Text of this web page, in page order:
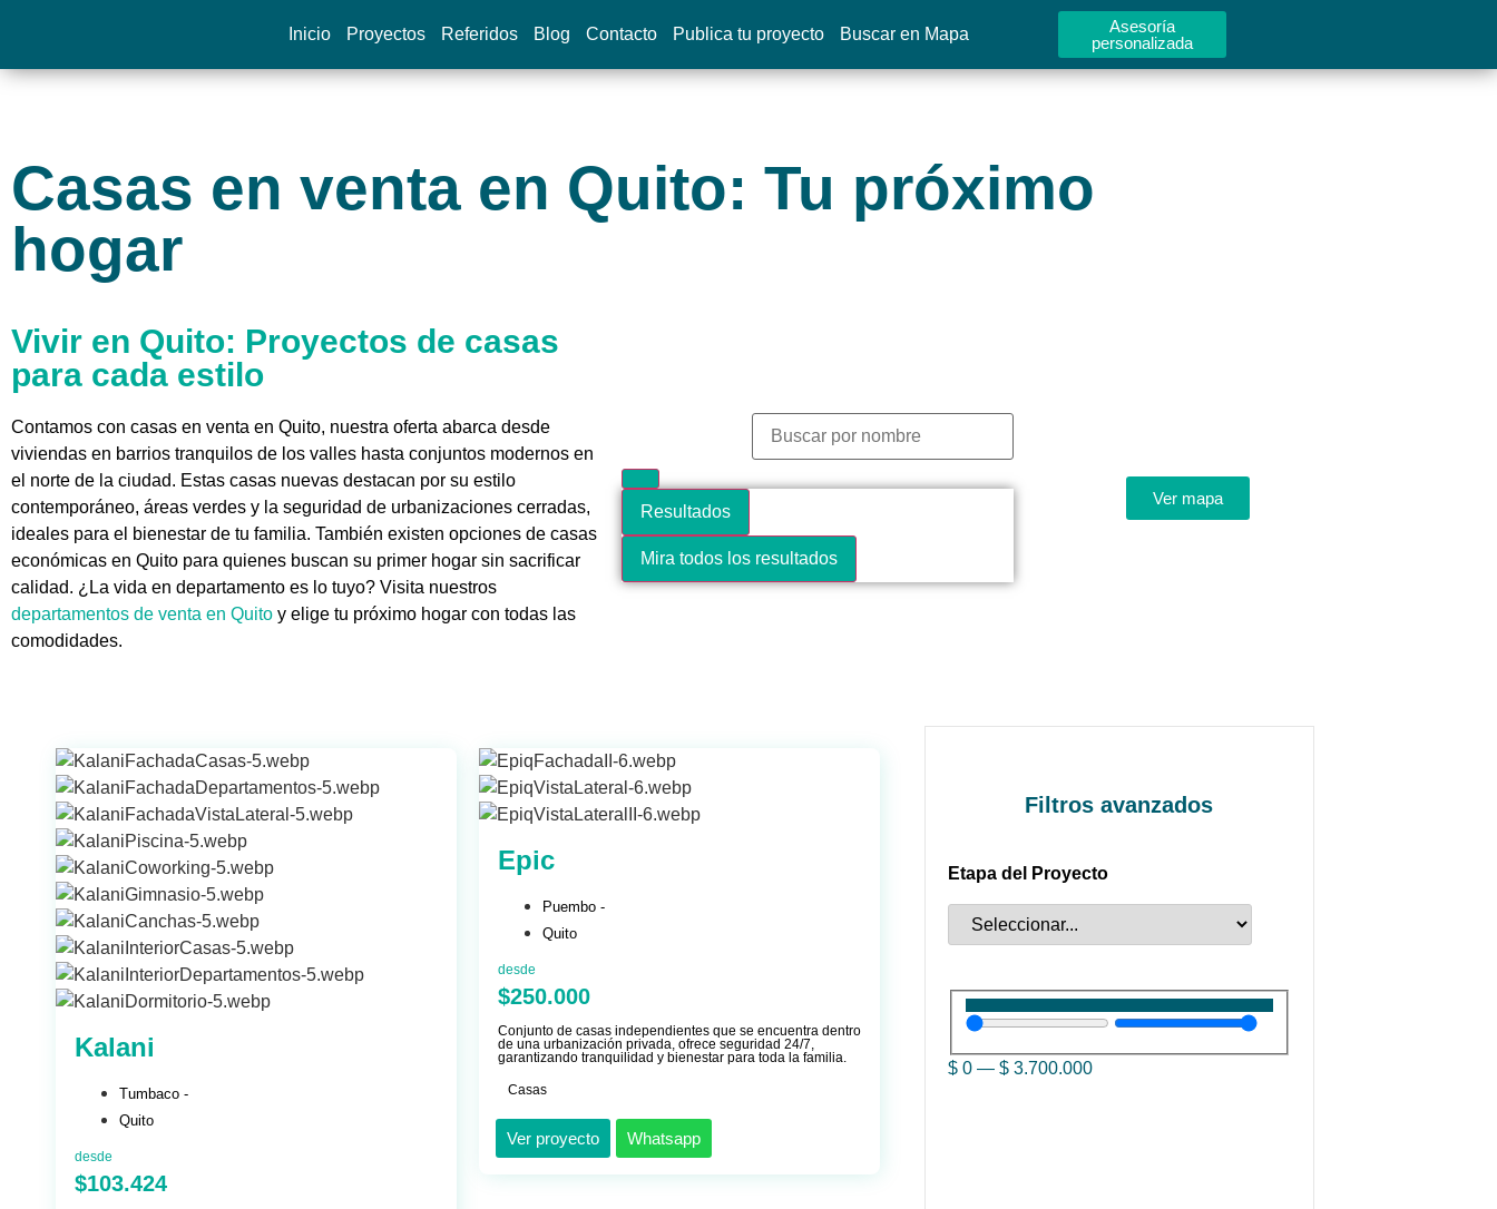
Inicio Proyectos Referidos Blog Contacto Publica tu proyecto Buscar en Mapa
Asesoría
personalizada
Casas en venta en Quito: Tu próximo
hogar
Vivir en Quito: Proyectos de casas
para cada estilo
Contamos con casas en venta en Quito, nuestra oferta abarca desde
viviendas en barrios tranquilos de los valles hasta conjuntos modernos en
el norte de la ciudad. Estas casas nuevas destacan por su estilo
contemporáneo, áreas verdes y la seguridad de urbanizaciones cerradas,
ideales para el bienestar de tu familia. También existen opciones de casas
económicas en Quito para quienes buscan su primer hogar sin sacrificar
calidad. ¿La vida en departamento es lo tuyo? Visita nuestros
departamentos de venta en Quito y elige tu próximo hogar con todas las
comodidades.
Resultados
Mira todos los resultados
Ver mapa
Kalani
Tumbaco -
Quito
desde
$103.424
Epic
Puembo -
Quito
desde
$250.000
Conjunto de casas independientes que se encuentra dentro
de una urbanización privada, ofrece seguridad 24/7,
garantizando tranquilidad y bienestar para toda la familia.
Casas
Ver proyecto Whatsapp
Filtros avanzados
Etapa del Proyecto
$ 0 — $ 3.700.000